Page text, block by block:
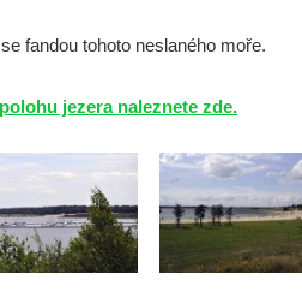
fandou tohoto neslaného moře.
jezera naleznete zde.